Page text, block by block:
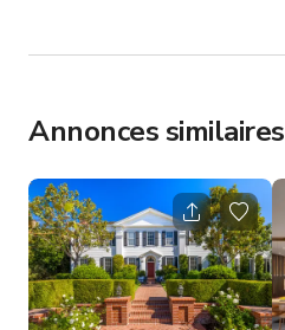
Annonces similaires